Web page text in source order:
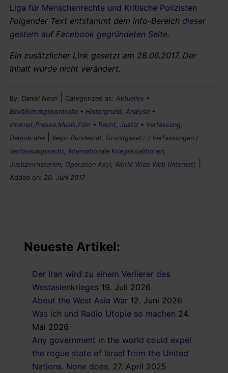
Liga für Menschenrechte und Kritische Polizisten
Folgender Text entstammt dem Info-Bereich dieser
gestern auf Facebook gegründeten Seite.
Ein zusätzlicher Link gesetzt am 28.06.2017. Der
Inhalt wurde nicht verändert.
By: Daniel Neun Categorized as: Aktuelles •
Bevölkerungskontrolle • Hintergrund, Analyse •
Internet,Presse,Musik,Film • Recht, Justiz • Verfassung,
Demokratie
Keys: Bundesrat Grundgesetz / Verfassungen /
Verfassungsrecht Internationale Kriegskoalitionen
Justizministerien Operation Asyl World Wide Web (Internet)
Added on: 20. Juni 2017
Neueste Artikel:
Der Iran wird zu einem Verlierer des
Westasienkrieges 19. Juli 2026
About the West Asia War 12. Juni 2026
Was ich und Radio Utopie so machen 24.
Mai 2026
Any government in the world could expel
the rogue state of Israel from the United
Nations. None does. 27. April 2025